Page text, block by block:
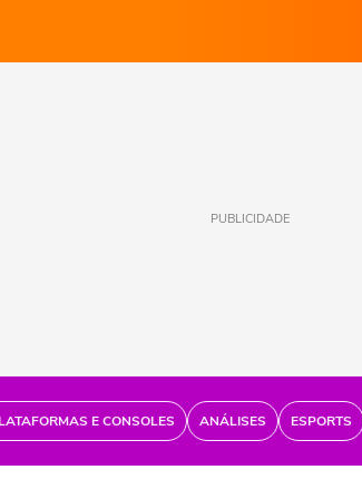
PUBLICIDADE
E CONSOLES ANÁLISES ESPORTS